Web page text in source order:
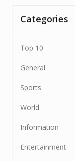
Categories
Top 10
General
Sports
World
Information
Entertainment